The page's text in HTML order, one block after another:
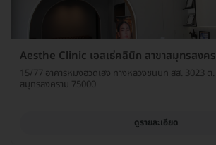
Aesthe Clinic เอสเธ่คลินิก สาขาสมุทรสงค
15/77 อาคารหมงฮวดเฮง ทางหลวงชนบท สส. 3023 ต
สมุทรสงคราม 75000
ดูรายละเอียด